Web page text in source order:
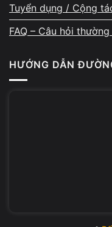
chi phí ngoài
kiện khi chưa có
trước khi lắp đặt,
lượng – đúng
Tuyển dụng / Cộng
FAQ – Câu hỏi
HƯỚNG DẪN